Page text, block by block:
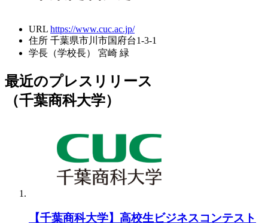
URL https://www.cuc.ac.jp/
住所 千葉県市川市国府台1-3-1
学長（学校長）
宮崎 緑
最近のプレスリリース
（千葉商科大学）
【千葉商科大学】高校生ビジネスコンテスト